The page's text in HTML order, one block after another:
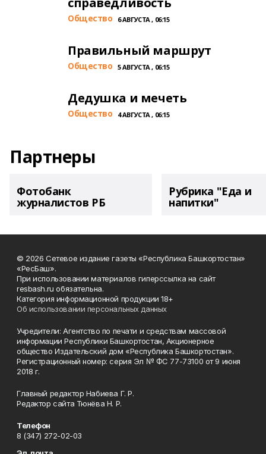
Общество 6 АВГУСТА , 06:15
Правильный маршрут
Общество 5 АВГУСТА , 06:15
Дедушка и мечеть
Общество 4 АВГУСТА , 06:15
Партнеры
Фотобанк
журналистов РБ
Рубрика "Еда и
напитки"
© 2026 Сетевое издание газеты «Республика Башкортостан»
«РесБаш».
При использовании материалов гиперссылка на сайт
resbash.ru обязательна.
Категория информационной продукции 18+
Об использовании персональных данных
Учредители: Агентство по печати и средствам массовой
информации Республики Башкортостан, Акционерное
общество Издательский дом «Республика Башкортостан».
Регистрационный номер: серия Эл № ФС 77-73100 от 9 июня
2018 г.
Главный редактор Набиева Г. Р.
Редактор сайта Тюнёва Н. Р.
Телефон
8 (347) 272-02-03